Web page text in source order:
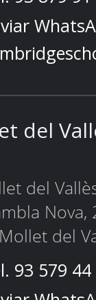
del
del
Nova,
del
93 579